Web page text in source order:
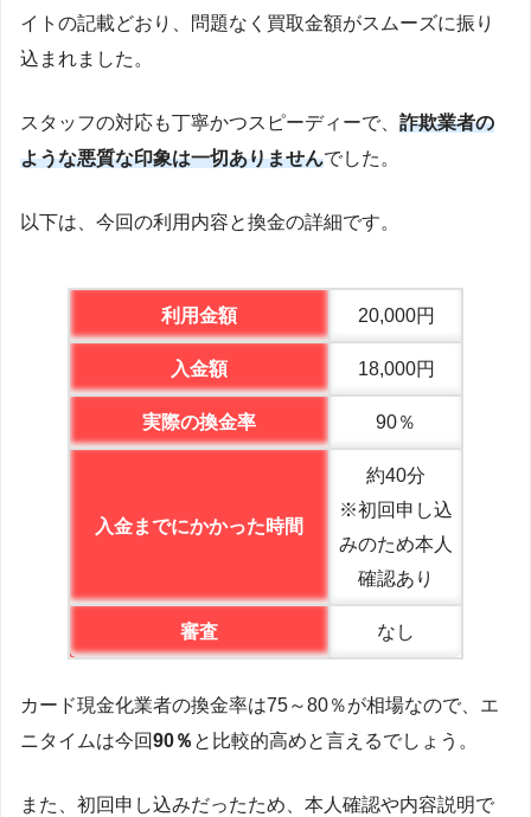
イトの記載どおり、問題なく買取金額がスムーズに振り
込まれました。
スタッフの対応も丁寧かつスピーディーで、 詐欺業者の
ような悪質な印象は一切ありませんでした。
以下は、今回の利用内容と換金の詳細です。
利用金額 20,000円
入金額 18,000円
実際の換金率 90％
入金までにかかった時間
約40分
※初回申し込
みのため本人
確認あり
審査 なし
カード現金化業者の換金率は75～80％が相場なので、エ
ニタイムは今回90％ と比較的高めと言えるでしょう。
また、初回申し込みだったため、本人確認や内容説明で